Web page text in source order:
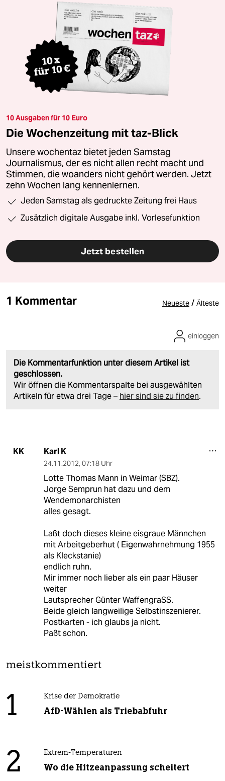
10 Ausgaben für 10 Euro
Die Wochenzeitung mit taz-Blick
Unsere wochentaz bietet jeden Samstag
Journalismus, der es nicht allen recht macht und
Stimmen, die woanders nicht gehört werden. Jetzt
zehn Wochen lang kennenlernen.
Jeden Samstag als gedruckte Zeitung frei Haus
Zusätzlich digitale Ausgabe inkl. Vorlesefunktion
Jetzt bestellen
1 Kommentar Neueste / Älteste
Die Kommentarfunktion unter diesem Artikel ist
geschlossen.
Wir öffnen die Kommentarspalte bei ausgewählten
Artikeln für etwa drei Tage – hier sind sie zu finden.
einloggen
KK Karl K
24.11.2012, 07:18 Uhr
Lotte Thomas Mann in Weimar (SBZ).
Jorge Semprun hat dazu und dem
Wendemonarchisten
alles gesagt.
Laßt doch dieses kleine eisgraue Männchen
mit Arbeitgeberhut ( Eigenwahrnehmung 1955
als Kleckstanie)
endlich ruhn.
Mir immer noch lieber als ein paar Häuser
weiter
Lautsprecher Günter WaffengraSS.
Beide gleich langweilige Selbstinszenierer.
Postkarten - ich glaubs ja nicht.
Paßt schon.
meistkommentiert
1 Krise der Demokratie
AfD-Wählen als Triebabfuhr
2 Extrem-Temperaturen
Wo die Hitzeanpassung scheitert